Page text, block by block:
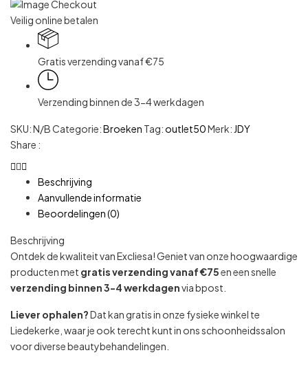
Veilig online betalen
Gratis verzending vanaf €75
Verzending binnen de 3-4 werkdagen
SKU:N/BCategorie:Broeken Tag:outlet50Merk: JDY
Share :
Beschrijving
Aanvullende informatie
Beoordelingen (0)
Beschrijving
Ontdek de kwaliteit van Excliesa! Geniet van onze hoogwaardige
producten met gratis verzending vanaf €75en een snelle
verzending binnen 3-4 werkdagenvia bpost.
Liever ophalen?Dat kan gratis in onze fysieke winkel te
Liedekerke, waar je ook terecht kunt in ons schoonheidssalon
voor diverse beautybehandelingen.